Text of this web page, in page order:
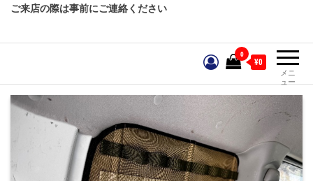
ご来店の際は事前にご連絡ください
メニ
ュー
0
¥0